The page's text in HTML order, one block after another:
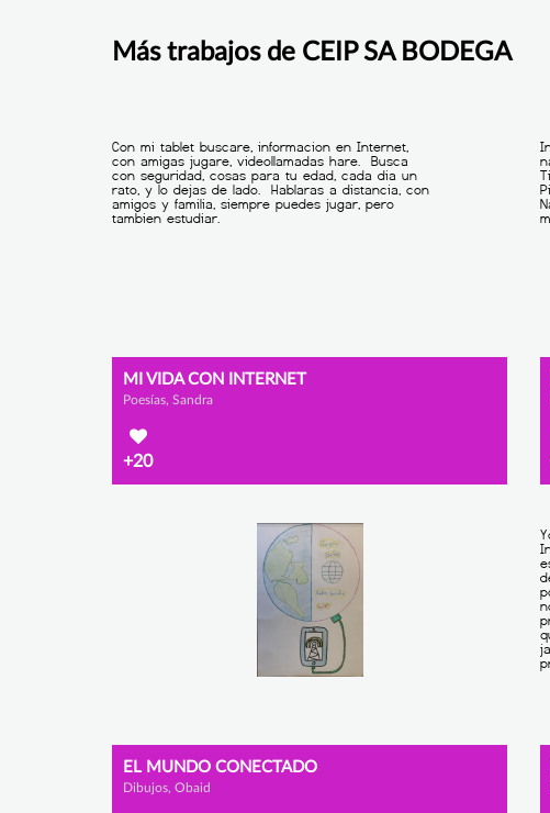
Más trabajos de CEIP SA BODEGA
MI VIDA CON INTERNET
Poesías, Sandra
+20
EL MUNDO CONECTADO
Dibujos, Obaid